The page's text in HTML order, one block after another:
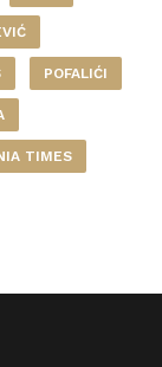
POFALIĆI
TIMES